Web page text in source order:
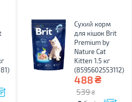
Сухий корм
для кішок Brit
Premium by
Nature Cat
Kitten 1.5 кг
(8595602553112)
488₴
539 ₴